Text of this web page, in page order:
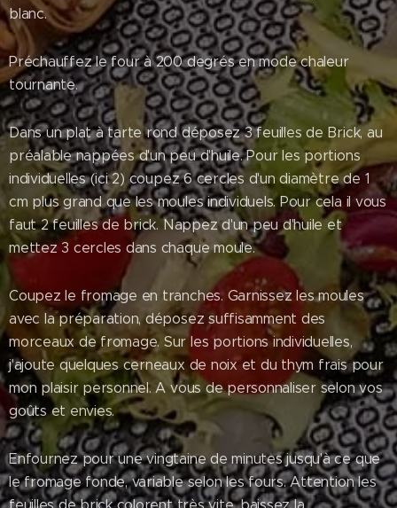
blanc.
Préchauffez le four à 200 degrés en mode chaleur
tournante.
Dans un plat à tarte rond déposez 3 feuilles de Brick, au
préalable nappées d'un peu d'huile. Pour les portions
individuelles (ici 2) coupez 6 cercles d'un diamètre de 1
cm plus grand que les moules individuels. Pour cela il vous
faut 2 feuilles de brick. Nappez d'un peu d'huile et
mettez 3 cercles dans chaque moule.
Coupez le fromage en tranches. Garnissez les moules
avec la préparation, déposez suffisamment des
morceaux de fromage. Sur les portions individuelles,
j'ajoute quelques cerneaux de noix et du thym frais pour
mon plaisir personnel. A vous de personnaliser selon vos
goûts et envies.
Enfournez pour une vingtaine de minutes jusqu'à ce que
le fromage fonde, variable selon les fours. Attention les